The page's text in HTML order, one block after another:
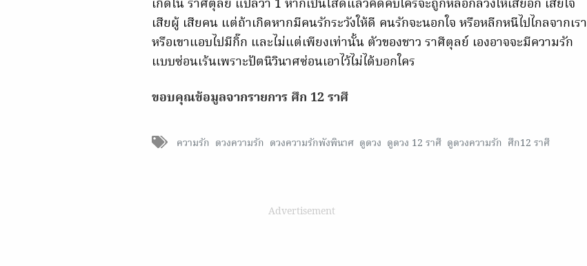
เกิดใน ราศีตุลย์ แปลว่า 1 หากเป็นโสดแล้วคิดคบใครจะถูกหลอกลวงให้เสียอก เสียใจ
เสียผู้ เสียคน แต่ถ้าเกิดหากมีคนรักระวังให้ดี คนรักจะนอกใจ หรือหลีกหนีไปไกลจากเรา
หรือเขาแอบไปมีกิ๊ก และไม่แต่เพียงเท่านั้น ตัวของชาว ราศีตุลย์ เองอาจจะมีความรัก
แบบซ่อนเร้นเพราะปัตนิวินาศซ่อนเอาไว้ไม่ได้บอกใคร
ขอบคุณข้อมูลจากรายการ ศึก 12 ราศี
ความรัก ดวงความรัก ดวงความรักพังพินาศ ดูดวง ดูดวง 12 ราศี ดูดวงความรัก ศึก12 ราศี